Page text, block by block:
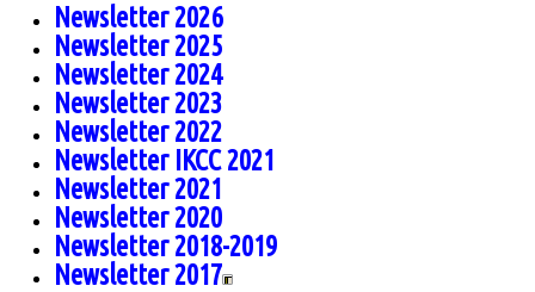
Newsletter 2026
Newsletter 2025
Newsletter 2024
Newsletter 2023
Newsletter 2022
Newsletter IKCC 2021
Newsletter 2021
Newsletter 2020
Newsletter 2018-2019
Newsletter 2017